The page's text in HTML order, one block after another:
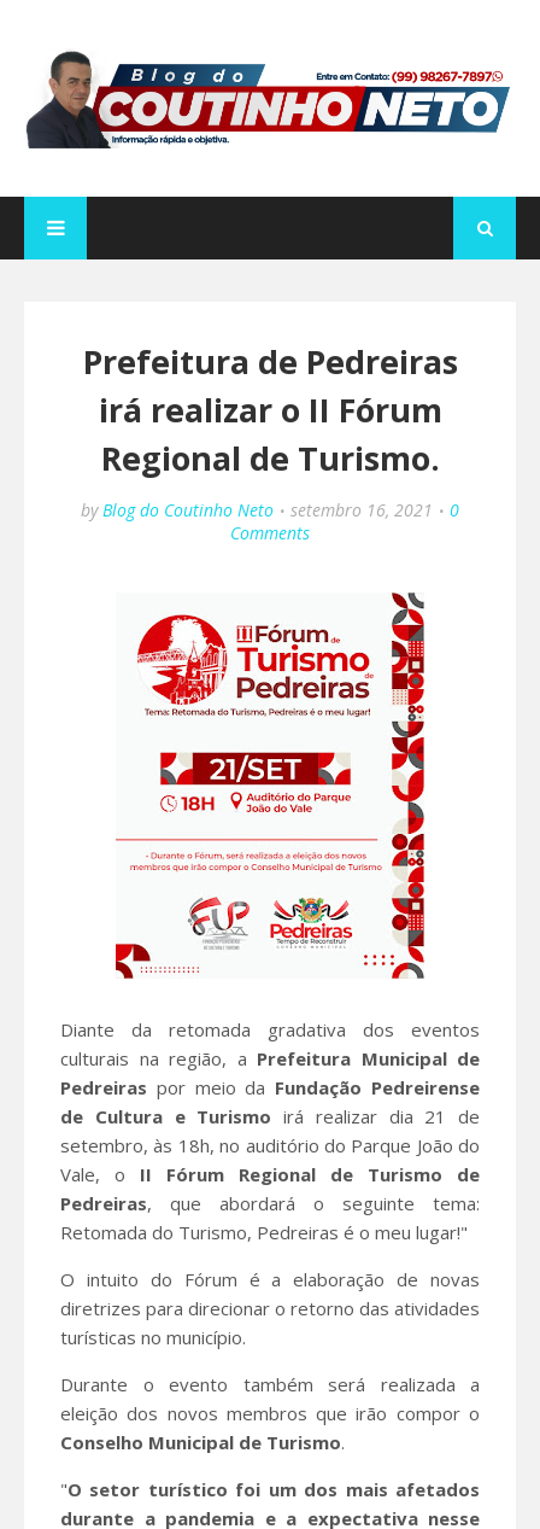
Prefeitura de Pedreiras
irá realizar o II Fórum
Regional de Turismo.
by Blog do Coutinho Neto setembro 16, 2021
0
Comments
Diante da retomada gradativa dos eventos
culturais na região, a Prefeitura Municipal de
Pedreiras por meio da Fundação Pedreirense
de Cultura e Turismo irá realizar dia 21 de
setembro, às 18h, no auditório do Parque João do
Vale, o II Fórum Regional de
Turismo de
Pedreiras, que abordará o seguinte tema:
Retomada do Turismo, Pedreiras é o meu lugar!"
O intuito do Fórum é a elaboração de novas
diretrizes para direcionar o retorno das atividades
turísticas no município.
Durante o evento também será realizada a
eleição dos novos membros que irão compor o
Conselho Municipal de Turismo.
"O setor turístico foi um dos mais afetados
durante a pandemia e a expectativa nesse